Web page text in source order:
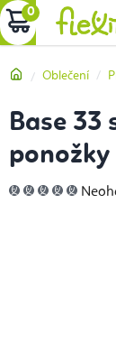
Přejít
na
NÁKUPNÍ
DomůOblečení
Base
ponožky